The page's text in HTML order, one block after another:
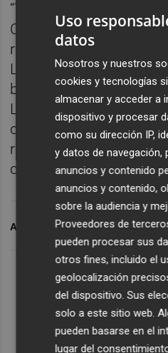
“Te quedas con dos
Copa y con lesionados
retomar la competición
Liga donde estamos
bonito. En dos
League, esperemos
ciertos jugadores para
respuesta a muchos
concluyó.
ARCHIVADO EN VILLAR OPA
Uso
datos
Nosotros y nuestros
cookies y tecnologías
almacenar y acceder a
dispositivo y procesar
como su dirección IP,
y datos de navegación,
anuncios y contenido
anuncios y contenido,
sobre la audiencia y
Proveedores de
pueden procesar sus
otros fines, incluido el
geolocalización
del dispositivo. Sus
solo a este sitio web.
pueden basarse en el
lugar del